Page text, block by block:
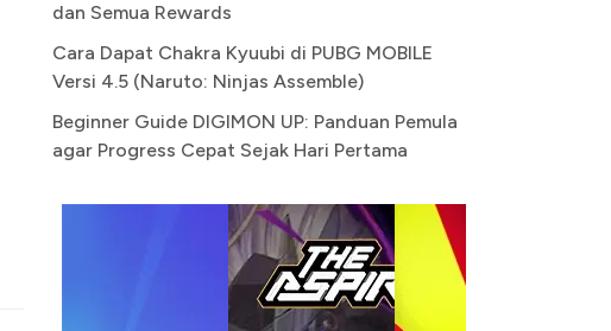
dan Semua Rewards
Cara Dapat Chakra Kyuubi di PUBG MOBILE
Versi 4.5 (Naruto: Ninjas Assemble)
Beginner Guide DIGIMON UP: Panduan Pemula
agar Progress Cepat Sejak Hari Pertama